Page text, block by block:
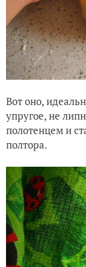
Вот оно,
упругое, не
полотенцем и
полтора.